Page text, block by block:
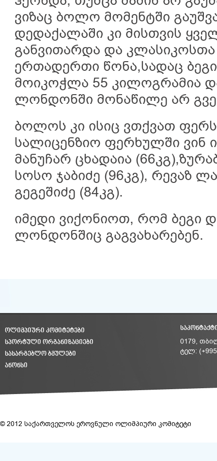
ვიზაც ბოლო მომენტში
დედაქალაში კი მისთვის
განვითარდა და კლასიკოსთა
ერთადერთი წონა,სადაც
მოიკოჭლა 55 კილოგრამია
ლონდონში მონაწილე არ
ბოლოს კი ისიც ვთქვათ
სალიცენზიო ფერხულში ვინ
მანუჩარ ცხადაია
სოსო ჯაბიძე (96კგ), რევაზ
გეგეშიძე (84კგ).
იმედი ვიქონიოთ, რომ ბეგი
ლონდონშიც გაგვახარებენ.
ᲝᲚᲘᲛᲞᲘᲣᲠᲘ ᲙᲝᲛᲘᲢᲔᲢᲔᲑᲘ
ᲡᲞᲝᲠᲢᲣᲚᲘ ᲝᲠᲒᲐᲜᲘᲖᲐᲪᲘᲔᲑᲘ
ᲡᲐᲡᲐᲠᲒᲔᲑᲚᲝ ᲑᲛᲣᲚᲔᲑᲘ
ᲐᲜᲝᲜᲡᲘ
0179,
ტელ: (+995
© 2012 საქართველოს ეროვნული ოლიმპიური კომიტეტი